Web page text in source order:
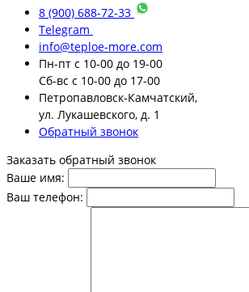
8 (900) 688-72-33
Telegram
info@teploe-more.com
Пн-пт с 10-00 до 19-00
Сб-вс с 10-00 до 17-00
Петропавловск-Камчатский,
ул. Лукашевского, д. 1
Обратный звонок
Заказать обратный звонок
Ваше имя:
Ваш телефон: